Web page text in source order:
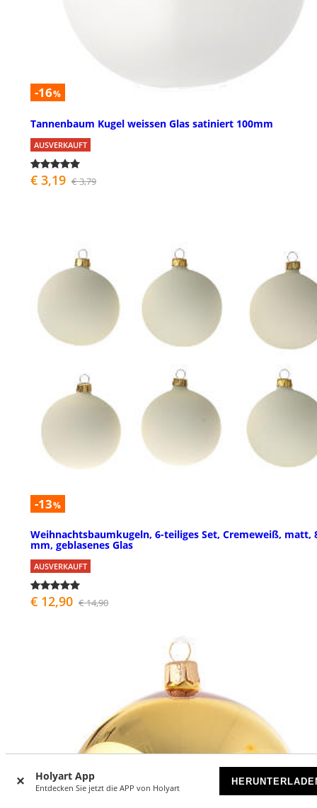
Holyart App
Entdecken Sie jetzt die APP von Holyart
-16%
Tannenbaum Kugel weissen Glas satiniert 100mm
AUSVERKAUFT
€ 3,19 € 3,79
-13%
Weihnachtsbaumkugeln, 6-teiliges Set, Cremeweiß, matt,
mm, geblasenes Glas
AUSVERKAUFT
€ 12,90 € 14,90